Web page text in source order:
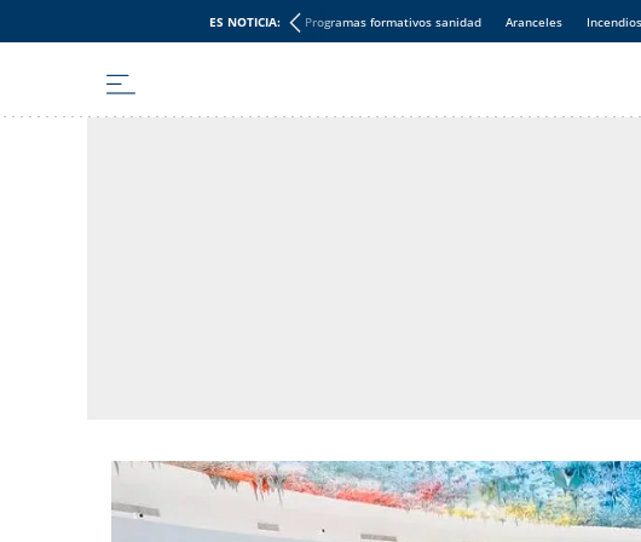
ES NOTICIA: Programas formativos sanidad Aranceles Incendios